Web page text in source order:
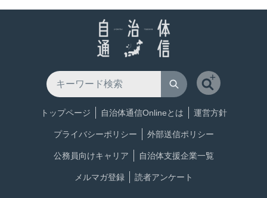
トップページ 自治体通信Onlineとは 運営方針
プライバシーポリシー 外部送信ポリシー
公務員向けキャリア 自治体支援企業一覧
メルマガ登録 読者アンケート